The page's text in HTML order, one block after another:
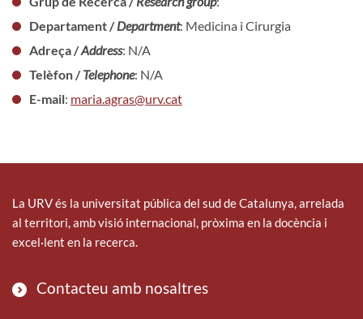
Departament /Department: Medicina i Cirurgia
Adreça /Address: N/A
Telèfon /Telephone: N/A
E-mail: maria.agras@urv.cat
La URV és la universitat pública del sud de Catalunya, arrelada
al territori, amb visió internacional, pròxima en la docència i
excel·lent en la recerca.
Contacteu amb nosaltres